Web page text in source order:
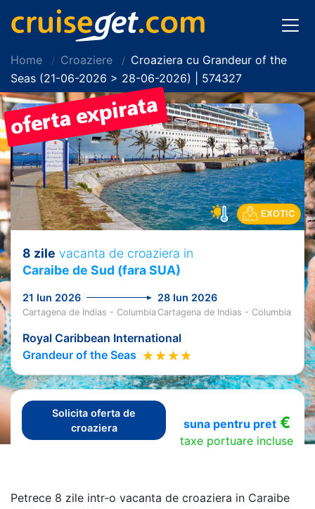
Home Croaziere
Croaziera cu Grandeur of the
Seas (21-06-2026 > 28-06-2026) | 574327
EXOTIC
8 zile vacanta de croaziera in
Caraibe de Sud (fara SUA)
21 Iun 2026 28 Iun 2026
Cartagena de Indias - Columbia Cartagena de Indias - Columbia
Royal Caribbean International
Grandeur of the Seas
Solicita oferta de
croaziera
suna pentru pret€
taxe portuare incluse
Petrece 8 zile intr-o vacanta de croaziera in Caraibe